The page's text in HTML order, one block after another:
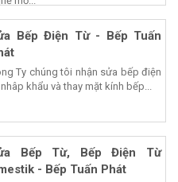
Bếp Điện Từ - Bếp Tuấn
Ty chúng tôi nhận sửa bếp điện
khẩu và thay mặt kính bếp...
Bếp Từ, Bếp Điện Từ
- Bếp Tuấn Phát